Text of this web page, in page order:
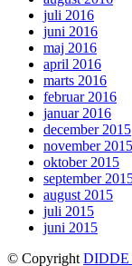
juli 2016
juni 2016
maj 2016
april 2016
marts 2016
februar 2016
januar 2016
december 2015
november 2015
oktober 2015
september
august 2015
juli 2015
juni 2015
© Copyright DIDDE